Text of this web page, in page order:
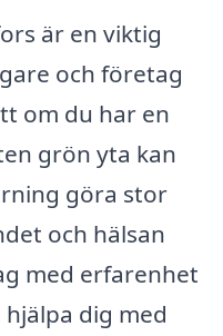
är en viktig
och företag
om du har en
grön yta kan
göra stor
och hälsan
med erfarenhet
dig med